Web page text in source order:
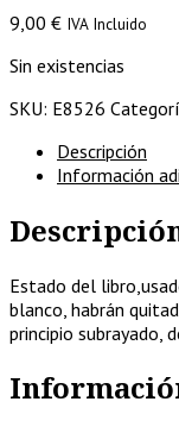
9,00 € IVA Incluido
Sin existencias
SKU: E8526
Descripción
Información
Estado del
blanco, habrán
principio subrayado,